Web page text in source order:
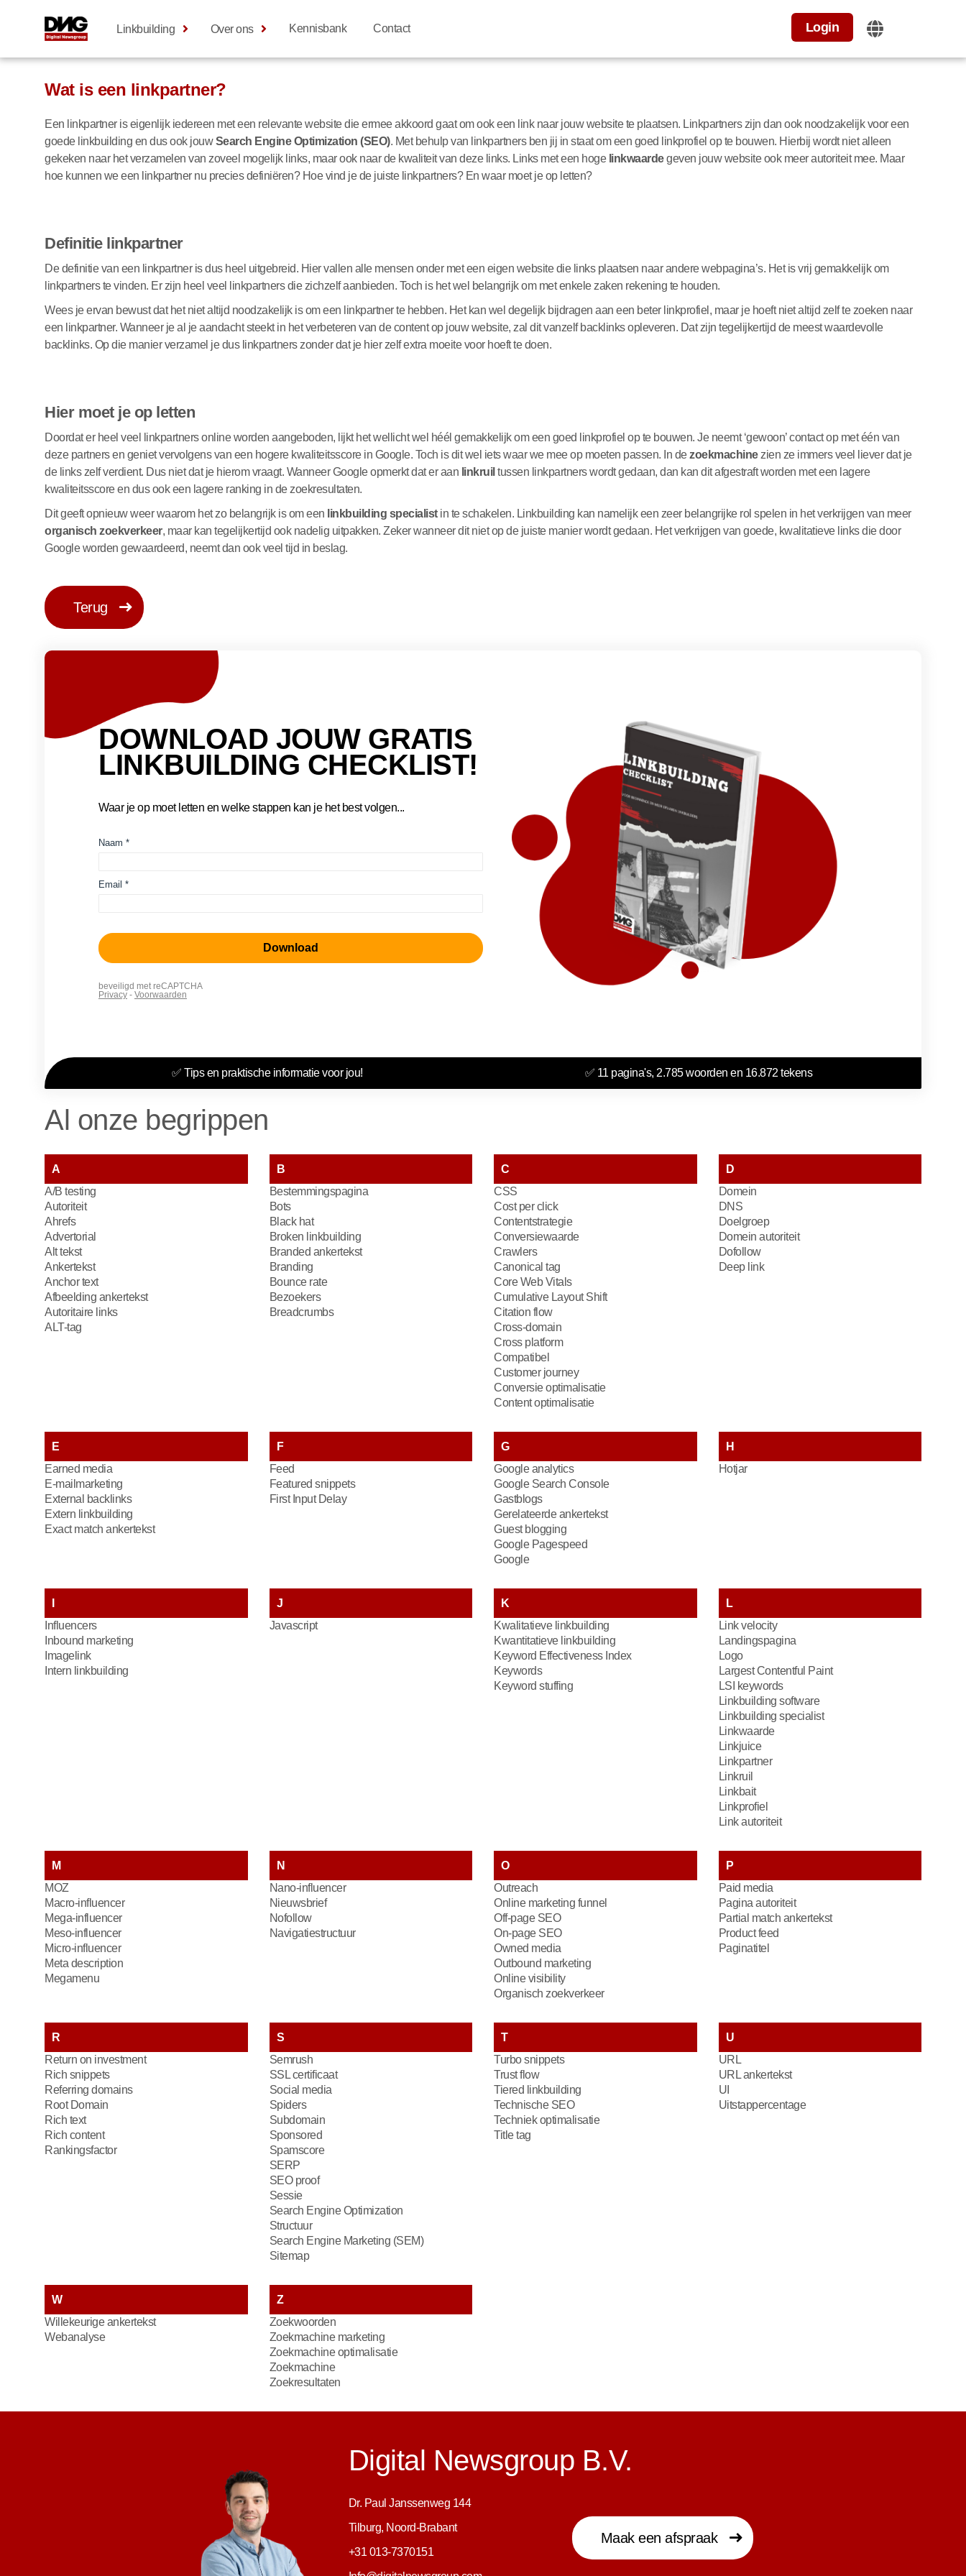
Linkbuilding Over ons Kennisbank Contact Login
Wat is een linkpartner?
Een linkpartner is eigenlijk iedereen met een relevante website die ermee akkoord gaat om ook een link naar jouw website te plaatsen. Linkpartners zijn dan ook noodzakelijk voor een
goede linkbuilding en dus ook jouwSearch Engine Optimization (SEO). Met behulp van linkpartners ben jij in staat om een goed linkprofiel op te bouwen. Hierbij wordt niet alleen
gekeken naar het verzamelen van zoveel mogelijk links, maar ook naar de kwaliteit van deze links. Links met een hoge linkwaardegeven jouw website ook meer autoriteit mee. Maar
hoe kunnen we een linkpartner nu precies definiëren? Hoe vind je de juiste linkpartners? En waar moet je op letten?
Definitie linkpartner
De definitie van een linkpartner is dus heel uitgebreid. Hier vallen alle mensen onder met een eigen website die links plaatsen naar andere webpagina’s. Het is vrij gemakkelijk om
linkpartners te vinden. Er zijn heel veel linkpartners die zichzelf aanbieden. Toch is het wel belangrijk om met enkele zaken rekening te houden.
Wees je ervan bewust dat het niet altijd noodzakelijk is om een linkpartner te hebben. Het kan wel degelijk bijdragen aan een beter linkprofiel, maar je hoeft niet altijd zelf te zoeken naar
een linkpartner. Wanneer je al je aandacht steekt in het verbeteren van de content op jouw website, zal dit vanzelf backlinks opleveren. Dat zijn tegelijkertijd de meest waardevolle
backlinks. Op die manier verzamel je dus linkpartners zonder dat je hier zelf extra moeite voor hoeft te doen.
Hier moet je op letten
Doordat er heel veel linkpartners online worden aangeboden, lijkt het wellicht wel héél gemakkelijk om een goed linkprofiel op te bouwen. Je neemt ‘gewoon’ contact op met één van
deze partners en geniet vervolgens van een hogere kwaliteitsscore in Google. Toch is dit wel iets waar we mee op moeten passen. In dezoekmachinezien ze immers veel liever dat je
de links zelf verdient. Dus niet dat je hierom vraagt. Wanneer Google opmerkt dat er aan linkruil tussen linkpartners wordt gedaan, dan kan dit afgestraft worden met een lagere
kwaliteitsscore en dus ook een lagere ranking in de zoekresultaten.
Dit geeft opnieuw weer waarom het zo belangrijk is om een linkbuilding specialistin te schakelen. Linkbuilding kan namelijk een zeer belangrijke rol spelen in het verkrijgen van meer
organisch zoekverkeer, maar kan tegelijkertijd ook nadelig uitpakken. Zeker wanneer dit niet op de juiste manier wordt gedaan. Het verkrijgen van goede, kwalitatieve links die door
Google worden gewaardeerd, neemt dan ook veel tijd in beslag.
Terug
DOWNLOAD JOUW GRATIS
LINKBUILDING CHECKLIST!
Waar je op moet letten en welke stappen kan je het best volgen...
✅ Tips en praktische informatie voor jou! ✅ 11 pagina's, 2.785 woorden en 16.872 tekens
Al onze begrippen
A
A/B testing
Autoriteit
Ahrefs
Advertorial
Alt tekst
Ankertekst
Anchor text
Afbeelding ankertekst
Autoritaire links
ALT-tag
B
Bestemmingspagina
Bots
Black hat
Broken linkbuilding
Branded ankertekst
Branding
Bounce rate
Bezoekers
Breadcrumbs
C
CSS
Cost per click
Contentstrategie
Conversiewaarde
Crawlers
Canonical tag
Core Web Vitals
Cumulative Layout Shift
Citation flow
Cross-domain
Cross platform
Compatibel
Customer journey
Conversie optimalisatie
Content optimalisatie
D
Domein
DNS
Doelgroep
Domein autoriteit
Dofollow
Deep link
E
Earned media
E-mailmarketing
External backlinks
Extern linkbuilding
Exact match ankertekst
F
Feed
Featured snippets
First Input Delay
G
Google analytics
Google Search Console
Gastblogs
Gerelateerde ankertekst
Guest blogging
Google Pagespeed
Google
H
Hotjar
Influencers
Inbound marketing
Imagelink
Intern linkbuilding
J
Javascript
K
Kwalitatieve linkbuilding
Kwantitatieve linkbuilding
Keyword Effectiveness Index
Keywords
Keyword stuffing
L
Link velocity
Landingspagina
Logo
Largest Contentful Paint
LSI keywords
Linkbuilding software
Linkbuilding specialist
Linkwaarde
Linkjuice
Linkpartner
Linkruil
Linkbait
Linkprofiel
Link autoriteit
M
MOZ
Macro-influencer
Mega-influencer
Meso-influencer
Micro-influencer
Meta description
Megamenu
N
Nano-influencer
Nieuwsbrief
Nofollow
Navigatiestructuur
O
Outreach
Online marketing funnel
Off-page SEO
On-page SEO
Owned media
Outbound marketing
Online visibility
Organisch zoekverkeer
P
Paid media
Pagina autoriteit
Partial match ankertekst
Product feed
Paginatitel
R
Return on investment
Rich snippets
Referring domains
Root Domain
Rich text
Rich content
Rankingsfactor
S
Semrush
SSL certificaat
Social media
Spiders
Subdomain
Sponsored
Spamscore
SERP
SEO proof
Sessie
Search Engine Optimization
Structuur
Search Engine Marketing (SEM)
Sitemap
T
Turbo snippets
Trust flow
Tiered linkbuilding
Technische SEO
Techniek optimalisatie
Title tag
U
URL
URL ankertekst
UI
Uitstappercentage
W
Willekeurige ankertekst
Webanalyse
Z
Zoekwoorden
Zoekmachine marketing
Zoekmachine optimalisatie
Zoekmachine
Zoekresultaten
Digital Newsgroup B.V.
Dr. Paul Janssenweg 144
Tilburg, Noord-Brabant
+31 013-7370151
Maak een afspraak